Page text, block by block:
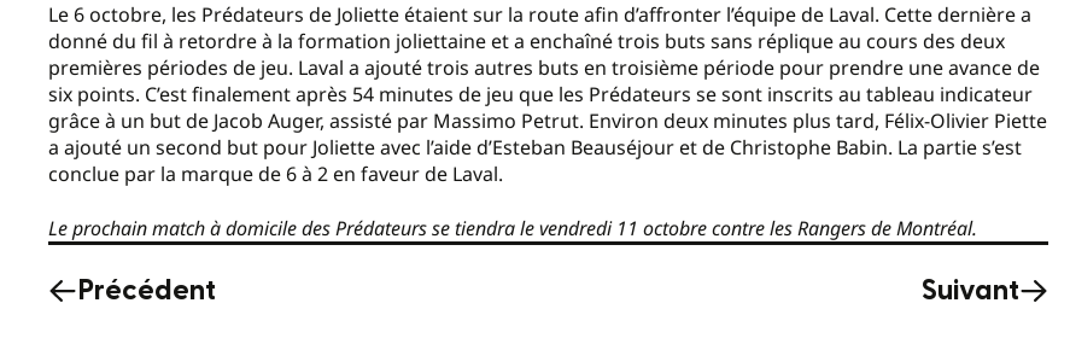
Le 6 octobre, les Prédateurs de Joliette étaient sur la route afin d’affronter l’équipe de Laval. Cette dernière a
donné du fil à retordre à la formation joliettaine et a enchaîné trois buts sans réplique au cours des deux
premières périodes de jeu. Laval a ajouté trois autres buts en troisième période pour prendre une avance de
six points. C’est finalement après 54 minutes de jeu que les Prédateurs se sont inscrits au tableau indicateur
grâce à un but de Jacob Auger, assisté par Massimo Petrut. Environ deux minutes plus tard, Félix-Olivier Piette
a ajouté un second but pour Joliette avec l’aide d’Esteban Beauséjour et de Christophe Babin. La partie s’est
conclue par la marque de 6 à 2 en faveur de Laval.
Le prochain match à domicile des Prédateurs se tiendra le vendredi 11 octobre contre les Rangers de Montréal.
Précédent Suivant